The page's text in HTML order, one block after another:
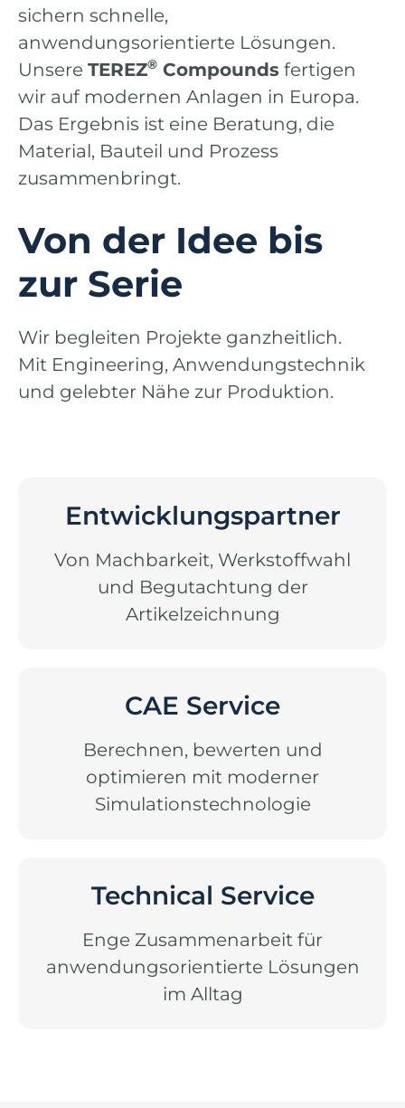
sichern schnelle,
anwendungsorientierte Lösungen.
Unsere TEREZ® Compounds fertigen
wir auf modernen Anlagen in Europa.
Das Ergebnis ist eine Beratung, die
Material, Bauteil und Prozess
zusammenbringt.
Von der Idee bis
zur Serie
Wir begleiten Projekte ganzheitlich.
Mit Engineering, Anwendungstechnik
und gelebter Nähe zur Produktion.
Entwicklungspartner
Von Machbarkeit, Werkstoffwahl
und Begutachtung der
Artikelzeichnung
CAE Service
Berechnen, bewerten und
optimieren mit moderner
Simulationstechnologie
Technical Service
Enge Zusammenarbeit für
anwendungsorientierte Lösungen
im Alltag